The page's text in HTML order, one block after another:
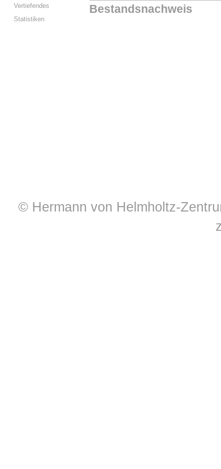
Vertiefendes
Statistiken
Bestandsnachweis
© Hermann von Helmholtz-